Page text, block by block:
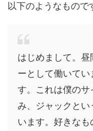
以下のようなもので
はじめまして。
ーとして働いてい
す。これは僕の
み、ジャックと
います。好きな